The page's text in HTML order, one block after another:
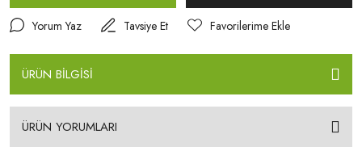
Yorum Yaz Tavsiye Et
ÜRÜN BİLGİSİ
ÜRÜN YORUMLARI